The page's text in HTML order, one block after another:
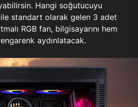
Hangi soğutucuyu
standart olarak gelen 3 adet
RGB fan, bilgisayarını hem
aydınlatacak.